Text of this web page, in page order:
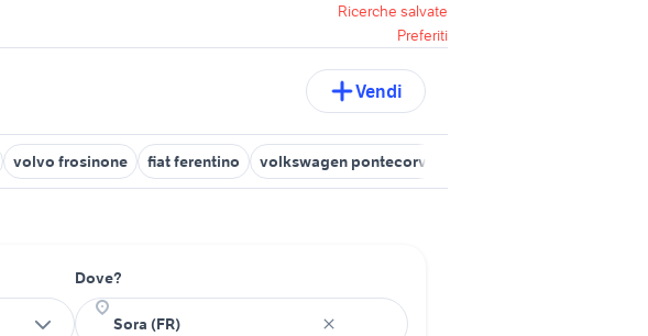
Ricerche salvate
Preferiti
Vendi
volvo frosinone fiat ferentino volkswagen pontecorvo
Dove?